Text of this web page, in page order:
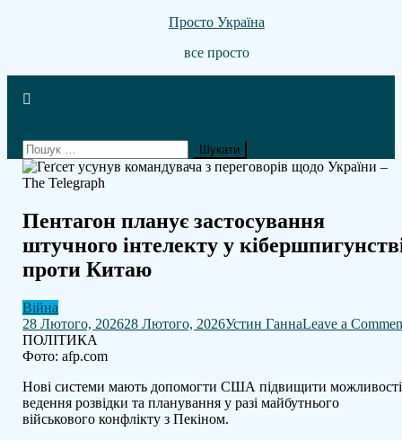
Просто Україна
все просто
Пошук:
Пентагон планує застосування
штучного інтелекту у
проти Китаю
Війна
28 Лютого, 202628 Лютого, 2026Устин ГаннаLeave a
ПОЛІТИКА
Фото: afp.com
Нові системи мають допомогти США підвищити можливості
ведення розвідки та планування у разі майбутнього
військового конфлікту з Пекіном.